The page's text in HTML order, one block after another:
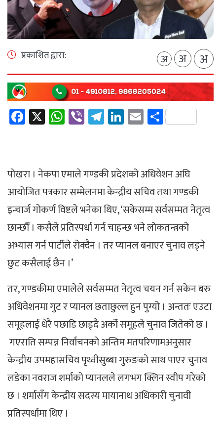
प्रकाशित द्वारा: अ अ अ
Facebook
X WhatsApp
ViberTelegram
LinkedIn
EmailShare
पोखरा । नेकपा एमाले गण्डकी प्रदेशको अधिवेशन अघि
आयोजित पत्रकार सम्मेलनमा केन्द्रीय सचिव तथा गण्डकी
इन्चार्ज गोकर्ण विष्टले भनेका थिए, ‘सकेसम्म सर्वसम्मत नेतृत्व
छान्छौँ । कसैले प्रतिस्पर्धा गर्न चाहन्छ भने लोकतन्त्रको
अभ्यास गर्न पार्टीले रोक्दैन । तर प्यानल बनाएर चुनाव लड्ने
छुट कसैलाई छैन ।’
तर, गण्डकीमा एमालेले सर्वसम्मत नेतृत्व चयन गर्न सकेन बरु
अधिवेशनमा गुट र प्यानल छताछुल्ल हुन पुग्यो । अन्ततः एउटा
समूहलाई धेरै पछाडि छाड्दै अर्को समूहले चुनाव जितेको छ ।
गएराति सम्पन्न निर्वाचनको अन्तिम मतपरिणामअनुसार
केन्द्रीय उपमहासचिव पृथ्वीसुब्बा गुरुङको साथ पाएर चुनाव
लडेका नवराज शर्माको प्यानलले लगभग क्लिन स्वीप गरेको
छ । शर्मासँग केन्द्रीय सदस्य मायानाथ अधिकारी चुनावी
प्रतिस्पर्धामा थिए ।